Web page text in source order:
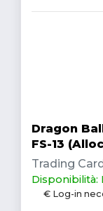
Dragon
FS-13
Trading
Disponibilità:
€ Log-in